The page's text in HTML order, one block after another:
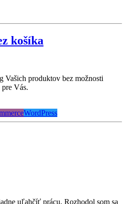
košíka
Vašich produktov bez možnosti
Vás.
WordPress
uľahčíť prácu. Rozhodol som sa